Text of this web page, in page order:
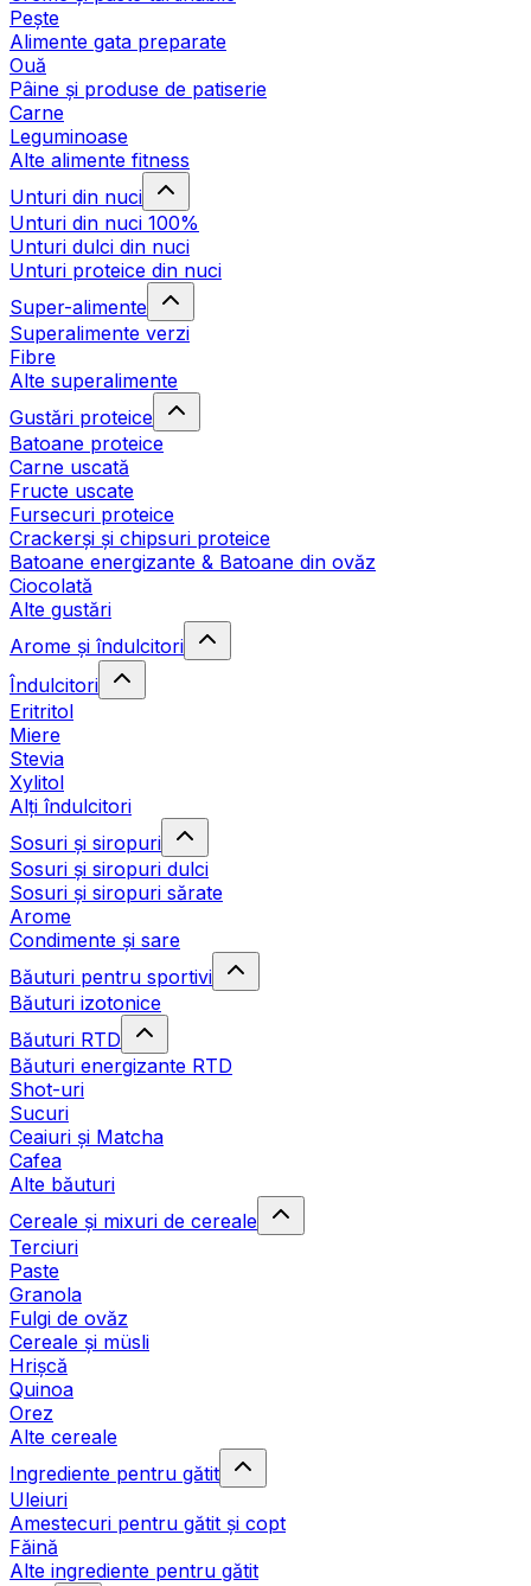
Pește
Alimente gata preparate
Ouă
Pâine și produse de patiserie
Carne
Leguminoase
Alte alimente fitness
Unturi din nuci
Unturi din nuci 100%
Unturi dulci din nuci
Unturi proteice din nuci
Super-alimente
Superalimente verzi
Fibre
Alte superalimente
Gustări proteice
Batoane proteice
Carne uscată
Fructe uscate
Fursecuri proteice
Crackerși și chipsuri proteice
Batoane energizante & Batoane din ovăz
Ciocolată
Alte gustări
Arome și îndulcitori
Îndulcitori
Eritritol
Miere
Stevia
Xylitol
Alți îndulcitori
Sosuri și siropuri
Sosuri și siropuri dulci
Sosuri și siropuri sărate
Arome
Condimente și sare
Băuturi pentru sportivi
Băuturi izotonice
Băuturi RTD
Băuturi energizante RTD
Shot-uri
Sucuri
Ceaiuri și Matcha
Cafea
Alte băuturi
Cereale și mixuri de cereale
Terciuri
Paste
Granola
Fulgi de ovăz
Cereale și müsli
Hrișcă
Quinoa
Orez
Alte cereale
Ingrediente pentru gătit
Uleiuri
Amestecuri pentru gătit și copt
Făină
Alte ingrediente pentru gătit